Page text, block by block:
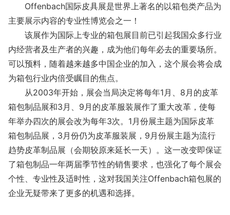
Offenbach国际皮具展是世界上著名的以箱包类产品为
主要展示内容的专业性博览会之一！
该展作为国际上专业的箱包展目前已引起我国众多行业
内经营者及生产者的兴趣，成为他们每年必去的重要场所。
可以预料，随着越来越多中国企业的加入，这个展会将会成
为箱包行业内倍受瞩目的焦点。
从2003年开始，展会当局决定将每年1月、8月的皮革
箱包制品展和3月、9月的皮革服装展作了重大改革，使每
年举办四次的展会改为每年3次。1月份展主题为国际皮革
箱包制品展，3月份仍为皮革服装展，9月份展主题为流行
趋势皮革制品展（会期较原来延长一天）。这一改变即保证
了箱包制品一年两届季节性的销售要求，也强化了每个展会
个性、专业性及适时性，这对我国关注Offenbach箱包展的
企业无疑带来了更多的机遇和选择。